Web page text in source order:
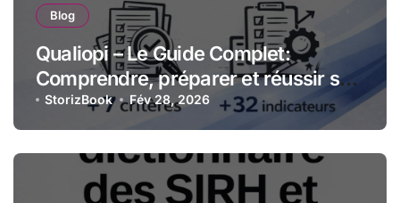
Blog
Qualiopi – Le Guide Complet:
Comprendre, préparer et réussir sa
certification qualité pour les
organismes de formation
StorizBook Fév 28, 2026